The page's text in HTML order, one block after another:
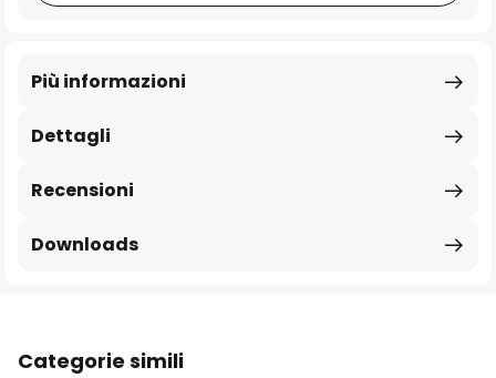
Dettagli
Più informazioni
Recensioni
Downloads
Categorie simili